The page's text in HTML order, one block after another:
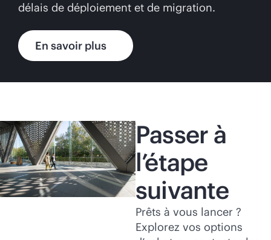
délais de déploiement et de migration.
En savoir plus
Passer à
l’étape
suivante
Prêts à vous lancer ?
Explorez vos options